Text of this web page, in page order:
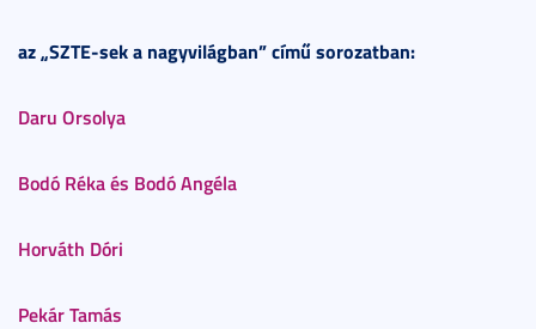
az „SZTE-sek a nagyvilágban” című sorozatban:
Daru Orsolya
Bodó Réka és Bodó Angéla
Horváth Dóri
Pekár Tamás